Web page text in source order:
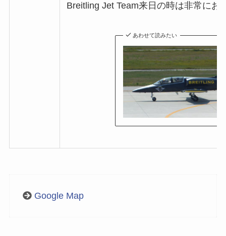
Breitling Jet Team来日の時は非常に
あわせて読みたい
Google Map